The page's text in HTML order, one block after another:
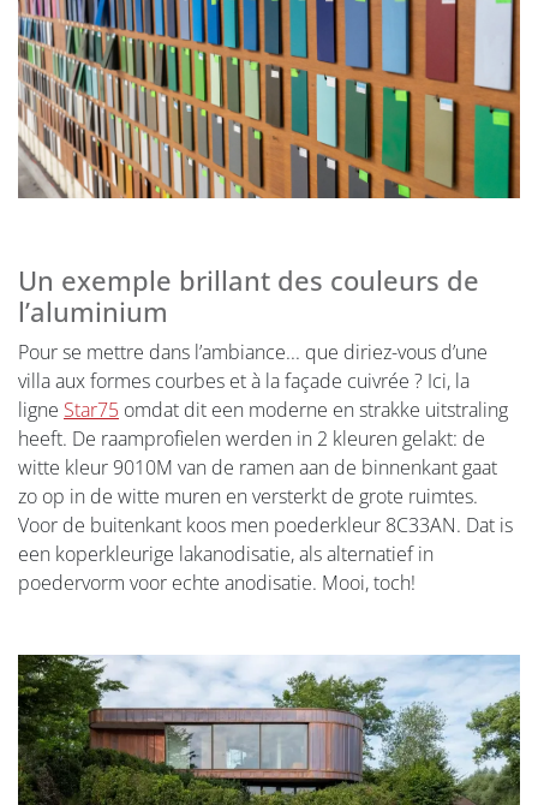
Un exemple brillant des couleurs de
l’aluminium
Pour se mettre dans l’ambiance... que diriez-vous d’une
villa aux formes courbes et à la façade cuivrée ? Ici, la
ligne Star75 omdat dit een moderne en strakke uitstraling
heeft. De raamprofielen werden in 2 kleuren gelakt: de
witte kleur 9010M van de ramen aan de binnenkant gaat
zo op in de witte muren en versterkt de grote ruimtes.
Voor de buitenkant koos men poederkleur 8C33AN. Dat is
een koperkleurige lakanodisatie, als alternatief in
poedervorm voor echte anodisatie. Mooi, toch!